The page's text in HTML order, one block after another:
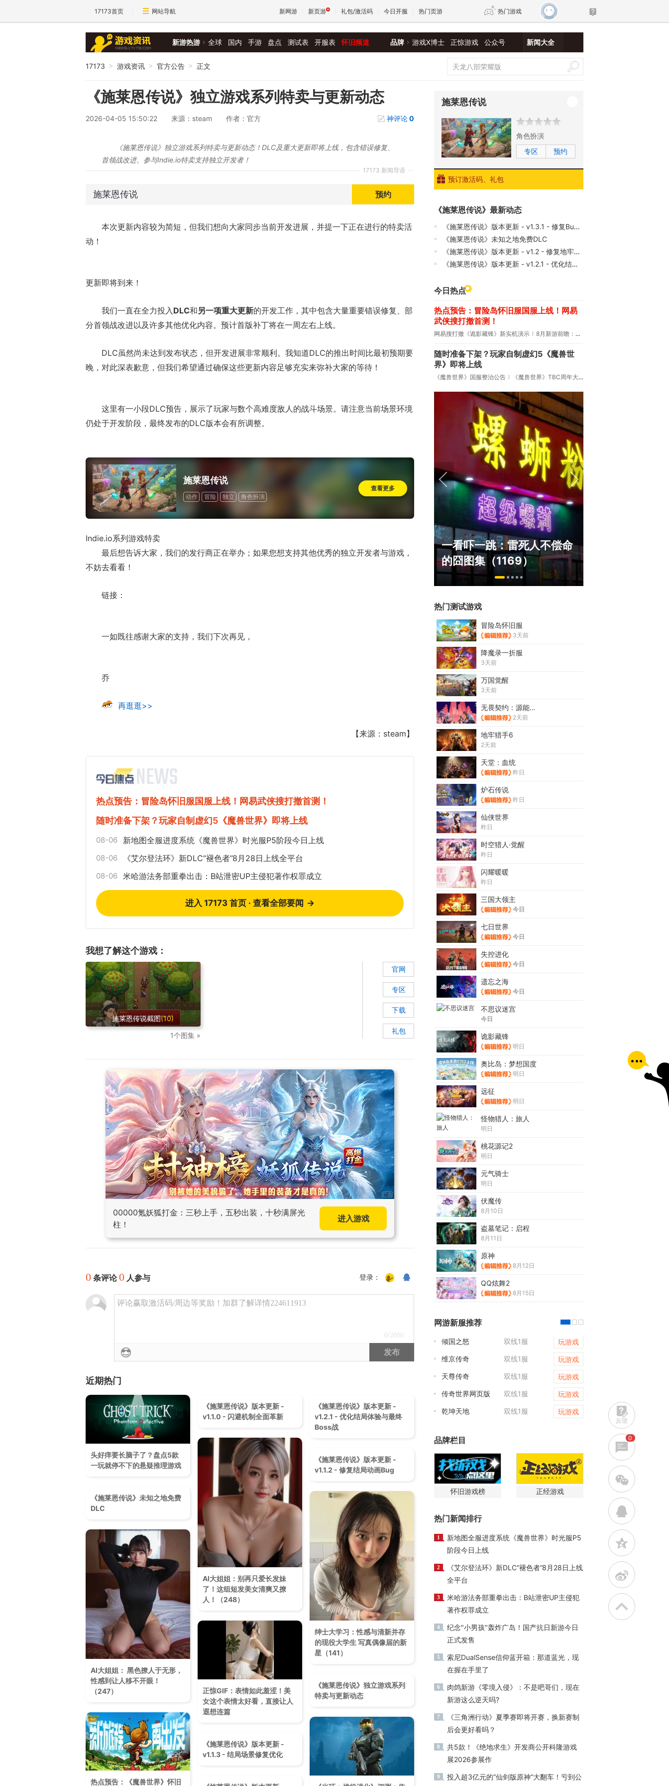
17173首页 网站导航 新网游 新页游 礼包/激活码 今日开服 热门页游 热门游戏
王权与自由 诛仙世界 新仙侠5
新游热游 全球 国内 手游 盘点 测试表 开服表 怀旧频道 品牌 游戏X博士 正惊游戏 公众号 新闻大全
17173 > 游戏资讯 > 官方公告 > 正文
《施莱恩传说》独立游戏系列特卖与更新动态
2026-04-05 15:50:22 来源：steam 作者：官方 神评论0
17173 新闻导语
《施莱恩传说》独立游戏系列特卖与更新动态！DLC及重大更新即将上线，包含错误修复、
首领战改进。参与Indie.io特卖支持独立开发者！
施莱恩传说 预约
本次更新内容较为简短，但我们想向大家同步当前开发进展，并提一下正在进行的特卖活
动！
更新即将到来！
我们一直在全力投入DLC和另一项重大更新的开发工作，其中包含大量重要错误修复、部
分首领战改进以及许多其他优化内容。预计首版补丁将在一周左右上线。
DLC虽然尚未达到发布状态，但开发进展非常顺利。我知道DLC的推出时间比最初预期要
晚，对此深表歉意，但我们希望通过确保这些更新内容足够充实来弥补大家的等待！
这里有一小段DLC预告，展示了玩家与数个高难度敌人的战斗场景。请注意当前场景环境
仍处于开发阶段，最终发布的DLC版本会有所调整。
施莱恩传说
动作 冒险 独立 角色扮演
查看更多
Indie.io系列游戏特卖
最后想告诉大家，我们的发行商正在举办；如果您想支持其他优秀的独立开发者与游戏，
不妨去看看！
链接：
一如既往感谢大家的支持，我们下次再见，
乔
再逛逛>>
【来源：steam】
热点预告：冒险岛怀旧服国服上线！网易武侠搜打撤首测！
随时准备下架？玩家自制虚幻5《魔兽世界》即将上线
08-06 新地图全服进度系统《魔兽世界》时光服P5阶段今日上线
08-06 《艾尔登法环》新DLC“褪色者”8月28日上线全平台
08-06 米哈游法务部重拳出击：B站泄密UP主侵犯著作权罪成立
进入 17173 首页 · 查看全部要闻 →
我想了解这个游戏：
施莱恩传说截图(10)
1个图集 »
官网
专区
下载
礼包
00000氪妖狐打金：三秒上手，五秒出装，十秒满屏光
柱！
进入游戏
0 条评论0 人参与 登录：
评论赢取激活码/周边等奖励！加群了解详情224611913
0 /2000
发布
近期热门
头好痒要长脑子了？盘点5款
一玩就停不下的悬疑推理游戏
《施莱恩传说》版本更新 -
v1.1.0 - 闪避机制全面革新
《施莱恩传说》版本更新 -
v1.2.1 - 优化结局体验与最终
Boss战
AI大姐姐：别再只爱长发妹
了！这组短发美女清爽又撩
人！（248）
《施莱恩传说》版本更新 -
v1.1.2 - 修复结局动画Bug
《施莱恩传说》未知之地免费
DLC
绅士大学习：性感与清新并存
的现役大学生 写真偶像届的新
星（141）
AI大姐姐： 黑色撩人于无形，
性感到让人移不开眼！​
（247）
正惊GIF：表情如此羞涩！美
女这个表情太好看，直接让人
遐想连篇
《施莱恩传说》独立游戏系列
特卖与更新动态
热点预告：《魔兽世界》怀旧
《施莱恩传说》版本更新 -
v1.1.3 - 结局场景修复优化
施莱恩传说
角色扮演
专区
预约
预订激活码、礼包
《施莱恩传说》最新动态
《施莱恩传说》版本更新 - v1.3.1 - 修复Bug并新增地牢传送点
《施莱恩传说》未知之地免费DLC
《施莱恩传说》版本更新 - v1.2 - 修复地牢关键错误与优化垂直同步
《施莱恩传说》版本更新 - v1.2.1 - 优化结局体验与最终Boss战
今日热点
热点预告：冒险岛怀旧服国服上线！网易
武侠搜打撤首测！
网易搜打撤《诡影藏锋》新实机演示 8月新游前瞻：《诡秘之主》领衔
随时准备下架？玩家自制虚幻5《魔兽世
界》即将上线
《魔兽世界》国服整治公告 《魔兽世界》TBC周年大更：双经典团本回归！
ChinaJoy小姐姐精选：绝
美ShowGirl与Coser大
一看吓一跳：雷死人不偿命
的囧图集（1169）
绅士日报：国服停服，但日
服依旧活得滋润！涩涩新角
太诱人
热门测试游戏
冒险岛怀旧服
3天前
降魔录一折服
3天前
万国觉醒
3天前
无畏契约：源能行动
2天前
地牢猎手6
2天前
天堂：血统
昨日
炉石传说
昨日
仙侠世界
昨日
时空猎人·觉醒
昨日
闪耀暖暖
昨日
三国大领主
今日
七日世界
今日
失控进化
今日
遗忘之海
今日
不思议迷宫
今日
诡影藏锋
明日
奥比岛：梦想国度
明日
远征
明日
怪物猎人：旅人
明日
桃花源记2
明日
元气骑士
明日
伏魔传
8月10日
盗墓笔记：启程
8月11日
原神
8月12日
QQ炫舞2
8月15日
网游新服推荐
倾国之怒 双线1服
玩游戏
维京传奇
双线1服
玩游戏
天尊传奇
双线1服
玩游戏
传奇世界网页版
双线1服
玩游戏
乾坤天地
双线1服 玩游戏 原始传奇
品牌栏目
怀旧游戏榜 正经游戏
热门新闻排行
1
新地图全服进度系统《魔兽世界》时光服P5
阶段今日上线
2
《艾尔登法环》新DLC“褪色者”8月28日上线
全平台
3
米哈游法务部重拳出击：B站泄密UP主侵犯
著作权罪成立
4
纪念"小男孩"轰炸广岛！国产抗日新游今日
正式发售
5
索尼DualSense信仰蓝开箱：那道蓝光，现
在握在手里了
6
肉鸽新游《零境入侵》：不是吧哥们，现在
新游这么逆天吗?
7
《三角洲行动》夏季赛即将开赛，换新赛制
后会更好看吗？
8
共5款！《绝地求生》开发商公开科隆游戏
展2026参展作
9
投入超3亿元的”仙剑版原神“大翻车！亏到公
反馈
0
w
q
z
t